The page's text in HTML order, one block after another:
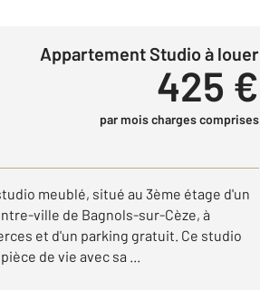
Appartement Studio à louer
425 €
par mois charges comprises
meublé, situé au 3ème étage d'un
ville de Bagnols-sur-Cèze, à
et d'un parking gratuit. Ce studio
de vie avec sa ...